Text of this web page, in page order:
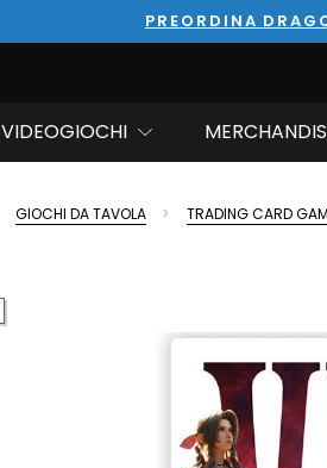
PREORDINA
VIDEOGIOCHI
GIOCHI DA TAVOLA TRADING CARD